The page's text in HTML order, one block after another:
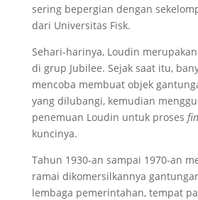
sering bepergian dengan
dari Universitas Fisk.
Sehari-harinya, Loudin
di grup Jubilee. Sejak saat itu,
mencoba membuat objek
yang dilubangi, kemudian
penemuan Loudin untuk proses
kuncinya.
Tahun 1930-an sampai 1970-an
ramai dikomersilkannya
lembaga pemerintahan, tempat